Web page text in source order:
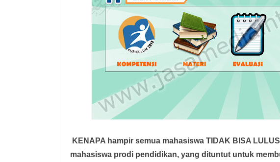
KENAPA hampir semua mahasiswa TIDAK BISA
mahasiswa prodi pendidikan, yang dituntut untuk